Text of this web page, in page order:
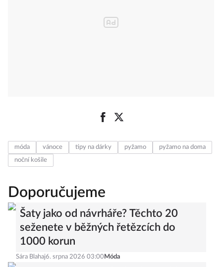
móda vánoce tipy na dárky pyžamo
pyžamo na doma
noční košile
Doporučujeme
Šaty jako od návrháře? Těchto 20
seženete v běžných řetězcích do
1000 korun
Sára Blahaj6. srpna 2026 03:00 Móda